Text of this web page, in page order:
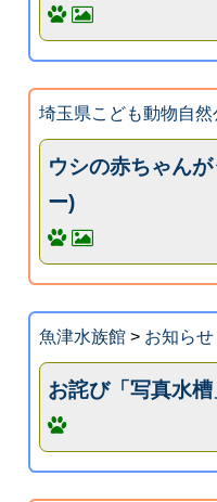
埼玉県こども動物自然
ウシの赤ちゃん
ー)
魚津水族館> お知らせ
お詫び「写真水